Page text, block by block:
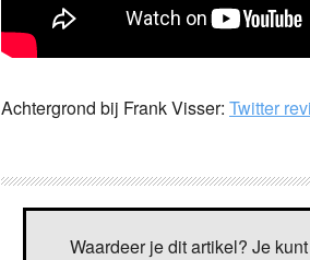
Achtergrond bij Frank Visser: Twitter
Waardeer je dit artikel? Je